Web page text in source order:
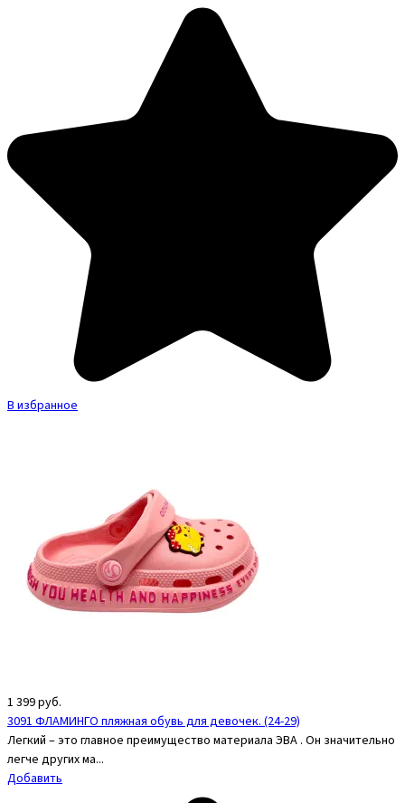
В избранное
1 399руб.
3091 ФЛАМИНГО пляжная обувь для девочек. (24-29)
Легкий – это главное преимущество материала ЭВА . Он значительно
легче других ма...
Добавить